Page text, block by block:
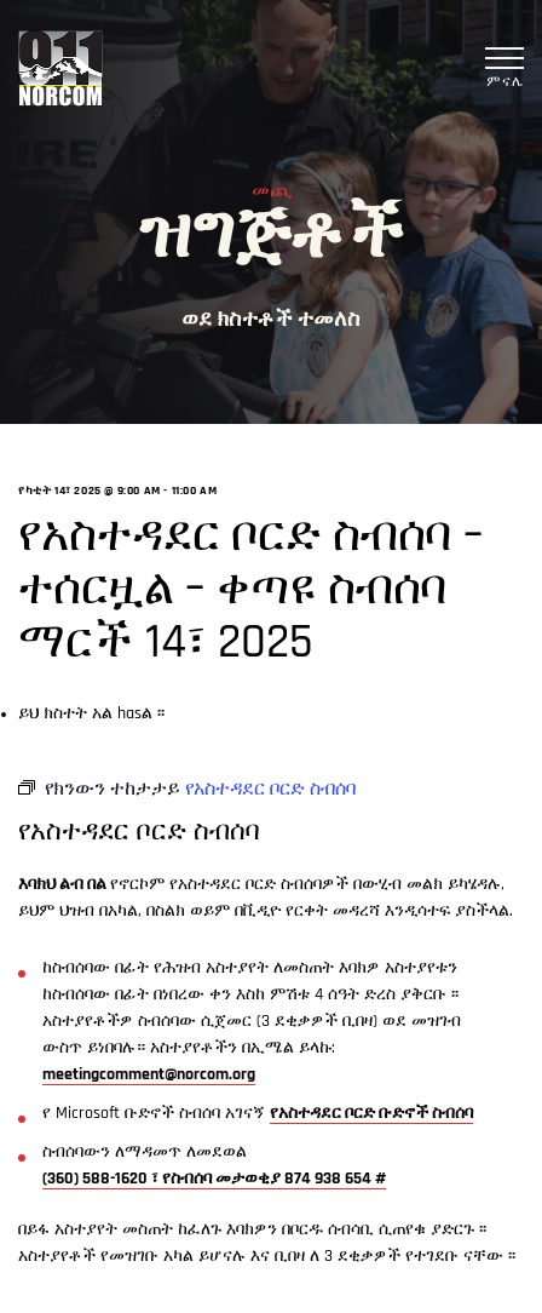
ምናሌ
መጪ
ዝግጅቶች
ወደ ክስተቶች ተመለስ
የካቲት 14፣ 2025 @ 9:00 AM - 11:00 AM
የአስተዳደር ቦርድ ስብሰባ –
ተሰርዟል – ቀጣዩ ስብሰባ
ማርች 14፣ 2025
ይህ ክስተት አል hasል ፡፡
የክንውን ተከታታይ የአስተዳደር ቦርድ ስብሰባ
የአስተዳደር ቦርድ ስብሰባ
እባክህ ልብ በል የኖርኮም የአስተዳደር ቦርድ ስብሰባዎች በውሂብ መልክ ይካሄዳሉ,
ይህም ህዝብ በአካል, በስልክ ወይም በቪዲዮ የርቀት መዳረሻ እንዲሳተፍ ያስችላል.
ከስብሰባው በፊት የሕዝብ አስተያየት ለመስጠት እባክዎ አስተያየቱን
ከስብሰባው በፊት በነበረው ቀን እስከ ምሽቱ 4 ሰዓት ድረስ ያቅርቡ ፡፡
አስተያየቶችዎ ስብሰባው ሲጀመር (3 ደቂቃዎች ቢበዛ) ወደ መዝገብ
ውስጥ ይነበባሉ። አስተያየቶችን በኢሜል ይላኩ:
meetingcomment@norcom.org
የ Microsoft ቡድኖች ስብሰባ አገናኝ የአስተዳደር ቦርድ ቡድኖች ስብሰባ
ስብሰባውን ለማዳመጥ ለመደወል
(360) 588-1620 ፣ የስብሰባ መታወቂያ 874 938 654 #
በይፋ አስተያየት መስጠት ከፈለጉ እባክዎን በቦርዱ ሰብሳቢ ሲጠየቁ ያድርጉ ፡፡
አስተያየቶች የመዝገቡ አካል ይሆናሉ እና ቢበዛ ለ 3 ደቂቃዎች የተገደቡ ናቸው ፡፡